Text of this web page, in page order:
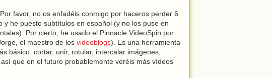
favor, no os enfadéis conmigo por haceros perder 6
he puesto subtítulos en español (y no los puse en
Por cierto, he usado el Pinnacle VideoSpin por
el maestro de los videoblogs). Es una herramienta
básico: cortar, unir, rotular, intercalar imágenes,
que en el futuro probablemente veréis más vídeos